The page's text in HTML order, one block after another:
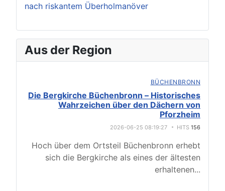
nach riskantem Überholmanöver
Aus der Region
BÜCHENBRONN
Die Bergkirche Büchenbronn – Historisches
Wahrzeichen über den Dächern von
Pforzheim
2026-06-25 08:19:27 HITS 156
Hoch über dem Ortsteil Büchenbronn erhebt
sich die Bergkirche als eines der ältesten
erhaltenen...